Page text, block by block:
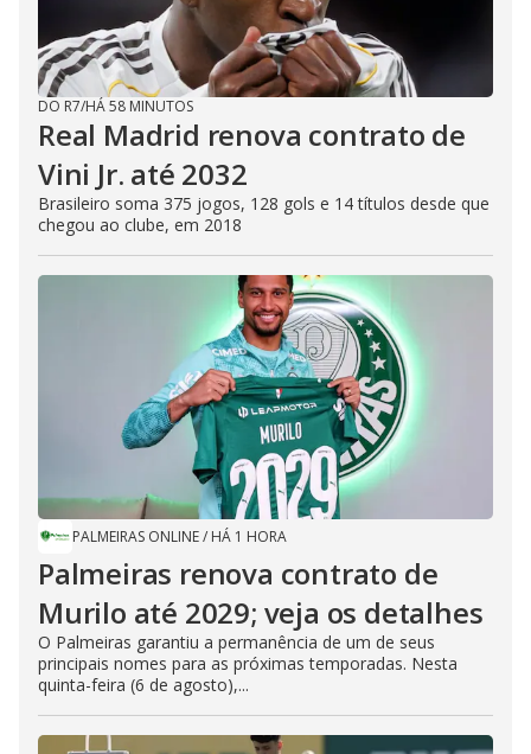
DO R7/HÁ 58 MINUTOS
Real Madrid renova contrato de
Vini Jr. até 2032
Brasileiro soma 375 jogos, 128 gols e 14 títulos desde que
chegou ao clube, em 2018
PALMEIRAS ONLINE/ HÁ 1 HORA
Palmeiras renova contrato de
Murilo até 2029; veja os detalhes
O Palmeiras garantiu a permanência de um de seus
principais nomes para as próximas temporadas. Nesta
quinta-feira (6 de agosto),...